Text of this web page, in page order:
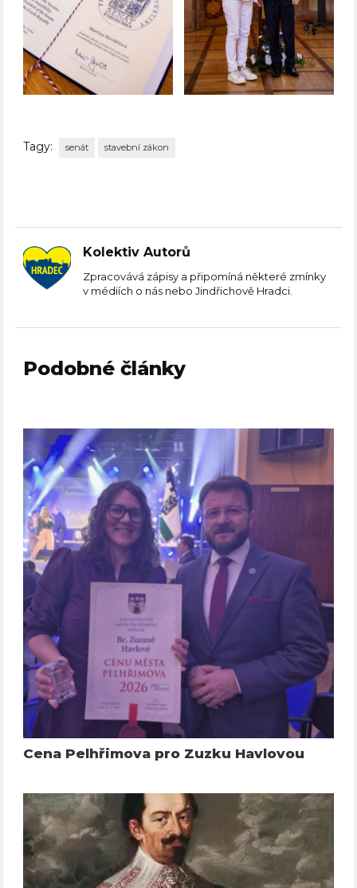
Tagy: senát stavební zákon
Kolektiv Autorů
Zpracovává zápisy a připomíná některé zmínky
v médiích o nás nebo Jindřichově Hradci.
Podobné články
Cena Pelhřimova pro Zuzku Havlovou